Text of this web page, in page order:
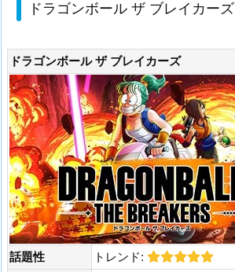
ドラゴンボール ザ ブレイカーズ
ドラゴンボール ザ ブレイカーズ
話題性
トレンド: